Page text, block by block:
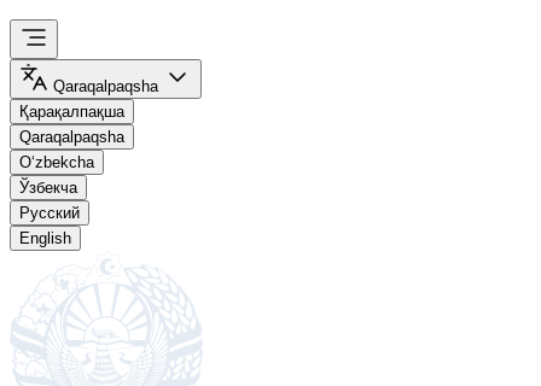
Qaraqalpaqsha
Қарақалпақша
Qaraqalpaqsha
O‘zbekcha
Ўзбекча
Русский
English